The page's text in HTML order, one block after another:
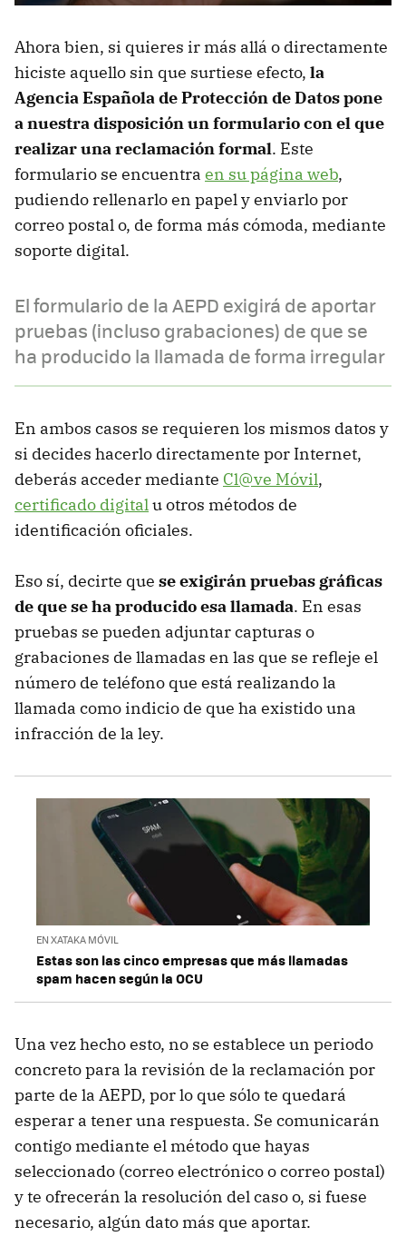
Ahora bien, si quieres ir más allá o directamente
hiciste aquello sin que surtiese efecto, la
Agencia Española de Protección de Datos pone
a nuestra disposición un formulario con el que
realizar una reclamación formal. Este
formulario se encuentra en su página web,
pudiendo rellenarlo en papel y enviarlo por
correo postal o, de forma más cómoda, mediante
soporte digital.
El formulario de la AEPD exigirá de aportar
pruebas (incluso grabaciones) de que se
ha producido la llamada de forma irregular
En ambos casos se requieren los mismos datos y
si decides hacerlo directamente por Internet,
deberás acceder mediante Cl@ve Móvil,
certificado digitalu otros métodos de
identificación oficiales.
Eso sí, decirte que se exigirán pruebas gráficas
de que se ha producido esa llamada. En esas
pruebas se pueden adjuntar capturas o
grabaciones de llamadas en las que se refleje el
número de teléfono que está realizando la
llamada como indicio de que ha existido una
infracción de la ley.
EN XATAKA MÓVIL
Estas son las cinco empresas que más llamadas
spam hacen según la OCU
Una vez hecho esto, no se establece un periodo
concreto para la revisión de la reclamación por
parte de la AEPD, por lo que sólo te quedará
esperar a tener una respuesta. Se comunicarán
contigo mediante el método que hayas
seleccionado (correo electrónico o correo postal)
y te ofrecerán la resolución del caso o, si fuese
necesario, algún dato más que aportar.